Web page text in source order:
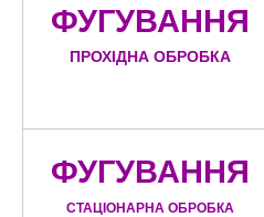
ФУГУВАННЯ
ПРОХІДНА ОБРОБКА
ФУГУВАННЯ
СТАЦІОНАРНА ОБРОБКА